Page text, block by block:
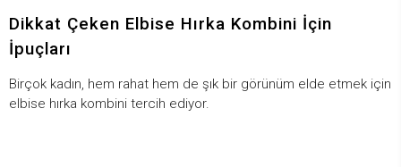
Dikkat Çeken Elbise Hırka Kombini İçin
İpuçları
Birçok kadın, hem rahat hem de şık bir görünüm elde etmek için
elbise hırka kombini tercih ediyor.